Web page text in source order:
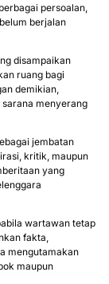
persoalan,
berjalan
disampaikan
ruang bagi
demikian,
menyerang
jembatan
kritik, maupun
yang
wartawan tetap
fakta,
mengutamakan
maupun